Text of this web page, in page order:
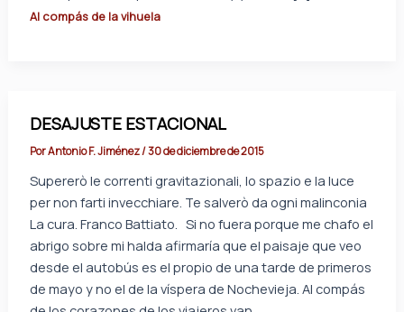
Al compás de la vihuela
DESAJUSTE ESTACIONAL
PorAntonio F. Jiménez/30 de diciembre de 2015
Supererò le correnti gravitazionali, lo spazio e la luce
per non farti invecchiare. Te salverò da ogni malinconia
La cura. Franco Battiato. Si no fuera porque me chafo el
abrigo sobre mi halda afirmaría que el paisaje que veo
desde el autobús es el propio de una tarde de primeros
de mayo y no el de la víspera de Nochevieja. Al compás